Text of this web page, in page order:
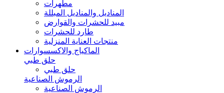
مطهرات
المناديل والمناديل المبللة
مبيد للحشرات والقوارض
طارد للحشرات
منتجات العناية المنزلية
الماكياج والاكسسوارات
حلق طبي
حلق طبي
الرموش الصناعية
الرموش الصناعية